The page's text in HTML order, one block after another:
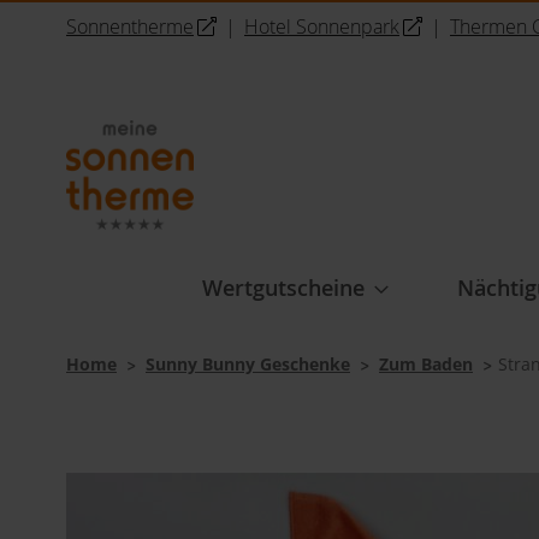
Sonnentherme | Hotel Sonnenpark | Thermen
Inhalt
Wertgutscheine
Home Sunny Bunny Geschenke Zum Baden